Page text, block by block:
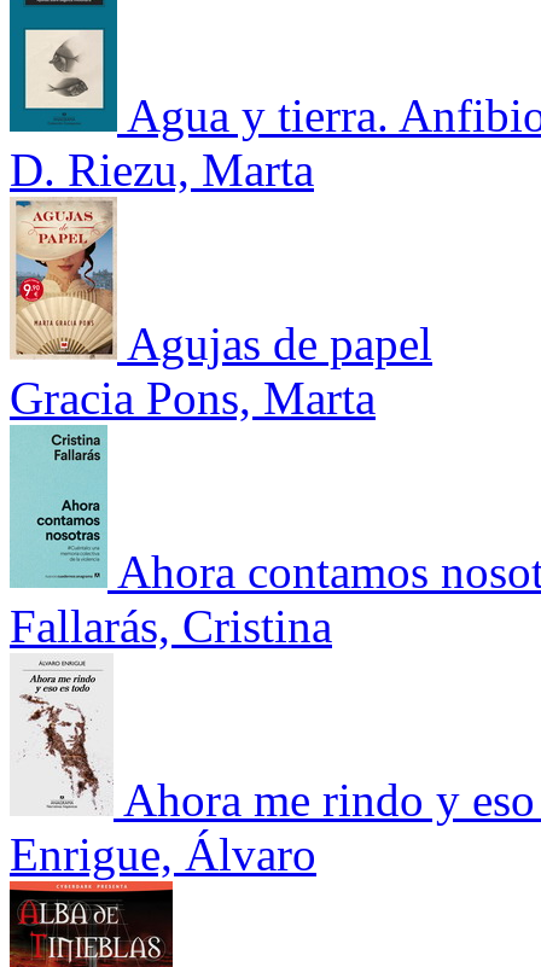
Agua y tierra.
D. Riezu, Marta
Agujas de papel
Gracia Pons, Marta
Ahora contamos
Fallarás, Cristina
Ahora me rindo y
Enrigue, Álvaro